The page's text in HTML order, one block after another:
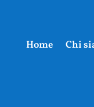
Home Chi